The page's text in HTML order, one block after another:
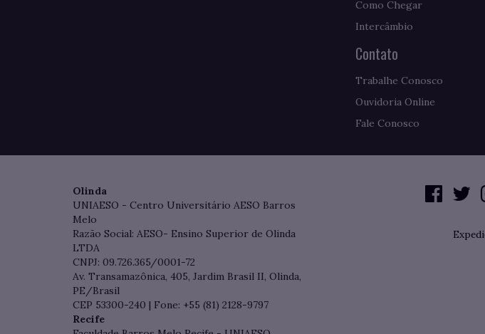
Como Chegar
Intercâmbio
Contato
Trabalhe Conosco
Ouvidoria Online
Fale Conosco
Olinda
UNIAESO - Centro Universitário AESO Barros
Melo
Razão Social: AESO- Ensino Superior de Olinda
LTDA
CNPJ: 09.726.365/0001-72
Av. Transamazônica, 405, Jardim Brasil II, Olinda,
PE/Brasil
CEP 53300-240 | Fone: +55 (81) 2128-9797
Recife